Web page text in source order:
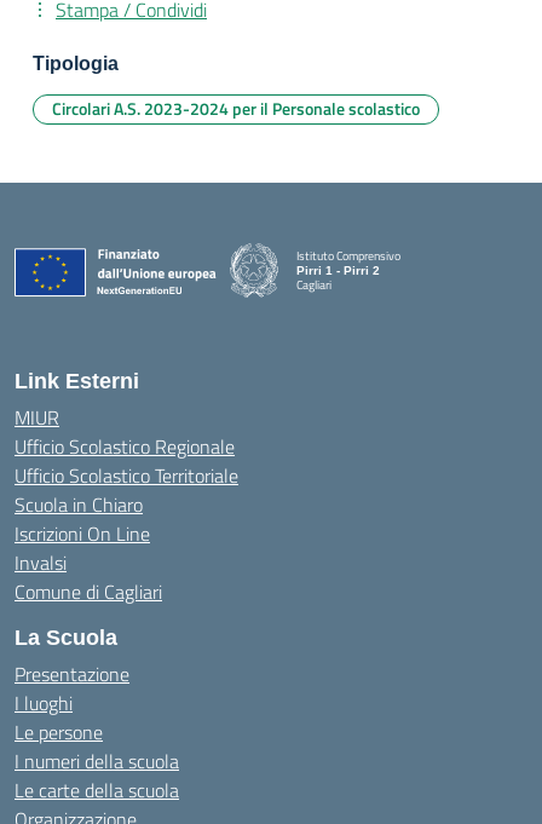
Stampa / Condividi
Tipologia
Circolari A.S. 2023-2024 per il Personale scolastico
Istituto Comprensivo
Pirri 1 - Pirri 2
Cagliari
— Visita la pagina iniziale della scuola
Link Esterni
MIUR
Ufficio Scolastico Regionale
Ufficio Scolastico Territoriale
Scuola in Chiaro
Iscrizioni On Line
Invalsi
Comune di Cagliari
La Scuola
Presentazione
I luoghi
Le persone
I numeri della scuola
Le carte della scuola